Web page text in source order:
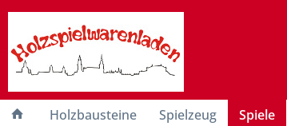
Holzbausteine Spielzeug Spiele